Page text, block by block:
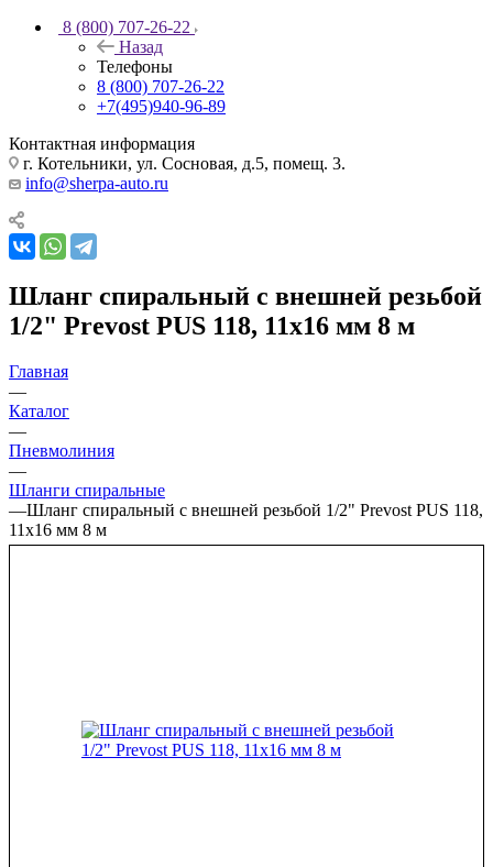
8 (800) 707-26-22
Назад
Телефоны
8 (800) 707-26-22
+7(495)940-96-89
Контактная информация
г. Котельники, ул. Сосновая, д.5, помещ. 3.
info@sherpa-auto.ru
Шланг спиральный с внешней резьбой
1/2" Prevost PUS 118, 11x16 мм 8 м
Главная
—
Каталог
—
Пневмолиния
—
Шланги спиральные
—Шланг спиральный с внешней резьбой 1/2" Prevost PUS 118,
11x16 мм 8 м